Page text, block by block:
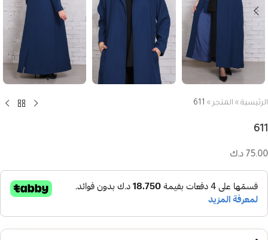
الرئيسية » المتجر »
611
611
75.00 د.ك